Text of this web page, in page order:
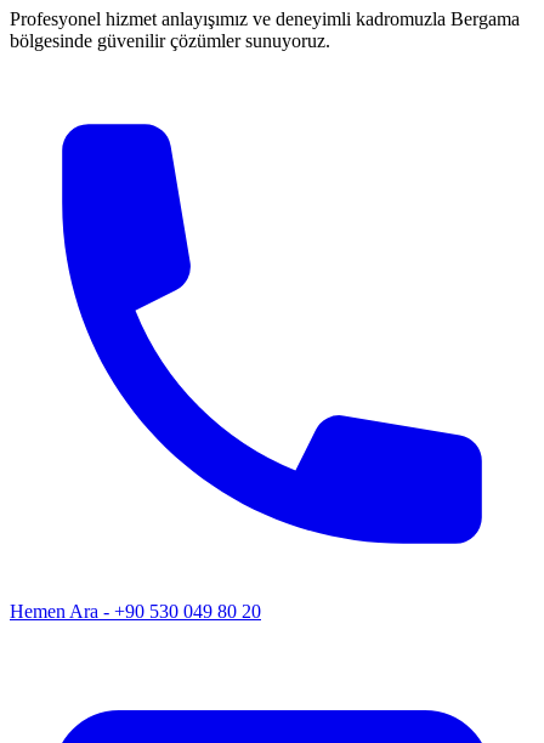
Profesyonel hizmet anlayışımız ve deneyimli kadromuzla Bergama
bölgesinde güvenilir çözümler sunuyoruz.
Hemen Ara - +90 530 049 80 20